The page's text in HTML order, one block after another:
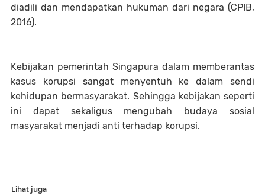
diadili dan mendapatkan hukuman dari negara (CPIB,
2016).
Kebijakan pemerintah Singapura dalam memberantas
kasus korupsi sangat menyentuh ke dalam sendi
kehidupan bermasyarakat. Sehingga kebijakan seperti
ini dapat sekaligus mengubah budaya sosial
masyarakat menjadi anti terhadap korupsi.
Lihat juga